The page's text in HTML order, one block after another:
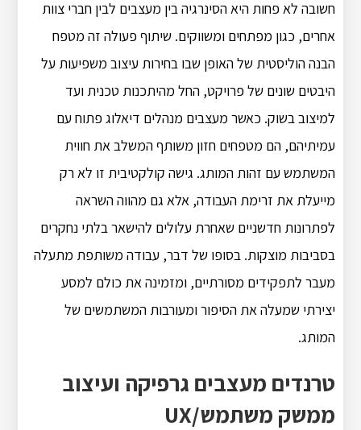
חשובה לא פחות היא הסינרגיה בין מעצבים לבין חברי צוות
אחרים, כגון מפתחים ומשווקים. שיתוף פעולה זה מטפח
הבנה הוליסטית של האופן שבו בחירות עיצוב משפיעות על
היבטים שונים של פרויקט, החל מהיתכנות טכנית ועד
למיצוב בשוק. כאשר מעצבים מנהלים דיאלוג פתוח עם
עמיתיהם, הם מטפחים חזון משותף המשלב את חווית
המשתמש עם זהות המותג. גישה קולקטיבית זו לא רק
מייעלת את זרימת העבודה, אלא גם מהווה השראה
לפתרונות חדשניים שאחרת עלולים להישאר בלתי נחקרים
בסביבות מוצקות. בסופו של דבר, עבודה משותפת מתעלה
מעבר לתפקידים מסורתיים, ומזמינה את כולם למסע
יצירתי שמעלה את הסיפור ומעורבות המשתמשים של
המותג.
טרנדים מעצבים גרפיקה ועיצוב
ממשק משתמש/UX